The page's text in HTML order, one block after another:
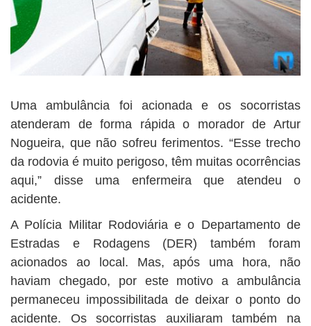
Uma ambulância foi acionada e os socorristas
atenderam de forma rápida o morador de Artur
Nogueira, que não sofreu ferimentos. “Esse trecho
da rodovia é muito perigoso, têm muitas ocorrências
aqui,” disse uma enfermeira que atendeu o
acidente.
A Polícia Militar Rodoviária e o Departamento de
Estradas e Rodagens (DER) também foram
acionados ao local. Mas, após uma hora, não
haviam chegado, por este motivo a ambulância
permaneceu impossibilitada de deixar o ponto do
acidente. Os socorristas auxiliaram também na